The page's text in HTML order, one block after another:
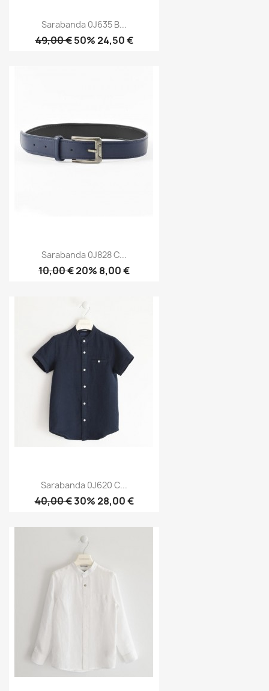
Sarabanda 0J635 B...
49,00 €50% 24,50 €
Sarabanda 0J828 C...
10,00 €20% 8,00 €
Sarabanda 0J620 C...
40,00 €30% 28,00 €